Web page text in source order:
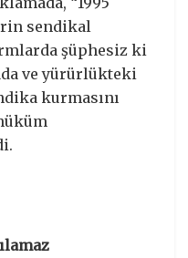
sendikal
şüphesiz ki
ve yürürlükteki
kurmasını